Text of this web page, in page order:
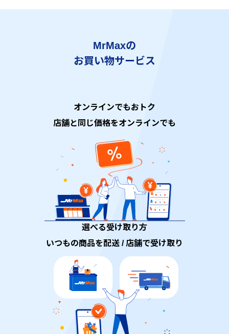
MrMaxの
お買い物サービス
オンラインでもおトク
店舗と同じ価格をオンラインでも
選べる受け取り方
いつもの商品を配送 / 店舗で受け取り